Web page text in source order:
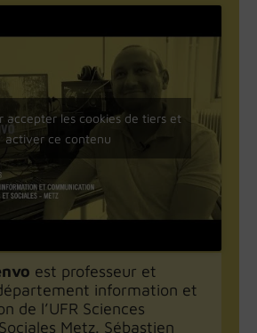
est professeur et
information et
de l’UFR Sciences
Metz. Sébastien
accepter les cookies de tiers et
activer ce contenu